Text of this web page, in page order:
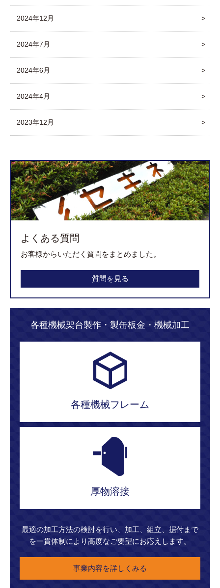
2024年12月
2024年7月
2024年6月
2024年4月
2023年12月
よくある質問
お客様からいただく質問をまとめました。
質問を見る
各種機械架台製作・製缶板金・機械加工
各種機械フレーム
厚物溶接
最適の加工方法の検討を行い、加工、組立、据付まで
を一貫体制により高度なご要望にお応えします。
事業内容を詳しくみる